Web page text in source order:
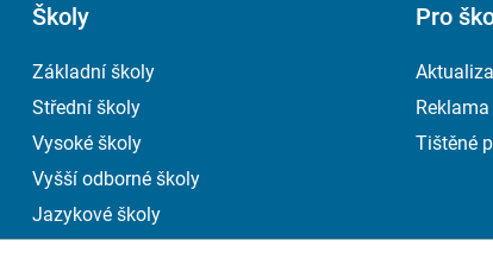
Školy
Základní školy
Střední školy
Vysoké školy
Vyšší odborné školy
Jazykové školy
Pro
Tištěné